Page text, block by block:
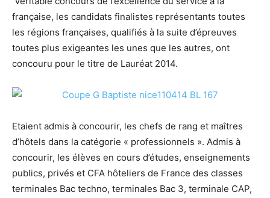
française, les candidats finalistes représentants toutes
les régions françaises, qualifiés à la suite d’épreuves
toutes plus exigeantes les unes que les autres, ont
concouru pour le titre de Lauréat 2014.
Etaient admis à concourir, les chefs de rang et maîtres
d’hôtels dans la catégorie « professionnels ». Admis à
concourir, les élèves en cours d’études, enseignements
publics, privés et CFA hôteliers de France des classes
terminales Bac techno, terminales Bac 3, terminale CAP,